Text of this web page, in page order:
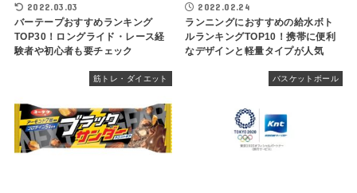
2022.03.03
バーテープおすすめランキング
TOP30！ロングライド・レース経
験者や初心者も要チェック
2022.02.24
ランニングにおすすめの給水ボト
ルランキングTOP10！携帯に便利
なデザインと軽量タイプが人気
筋トレ・ダイエット バスケットボール